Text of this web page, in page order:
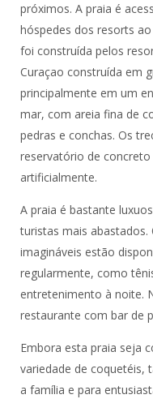
próximos. A praia é
hóspedes dos resorts
foi construída pelos
Curaçao construída em
principalmente em um
mar, com areia fina de
pedras e conchas. Os
reservatório de
artificialmente.
A praia é bastante
turistas mais
imagináveis estão
regularmente, como
entretenimento à noite.
restaurante com bar de
Embora esta praia seja
variedade de coquetéis,
a família e para